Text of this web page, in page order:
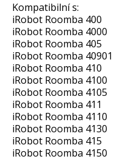
Kompatibilní s:
iRobot Roomba 400
iRobot Roomba 4000
iRobot Roomba 405
iRobot Roomba 40901
iRobot Roomba 410
iRobot Roomba 4100
iRobot Roomba 4105
iRobot Roomba 411
iRobot Roomba 4110
iRobot Roomba 4130
iRobot Roomba 415
iRobot Roomba 4150